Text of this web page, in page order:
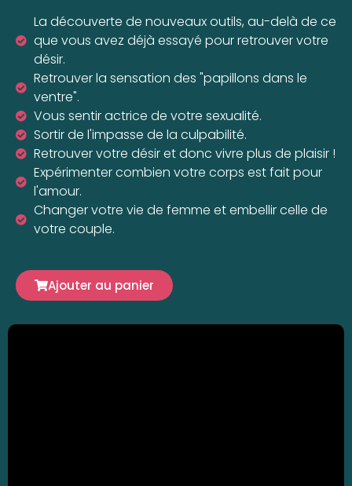
La découverte de nouveaux outils, au-delà de ce
que vous avez déjà essayé pour retrouver votre
désir.
Retrouver la sensation des "papillons dans le
ventre".
Vous sentir actrice de votre sexualité.
Sortir de l'impasse de la culpabilité.
Retrouver votre désir et donc vivre plus de plaisir !
Expérimenter combien votre corps est fait pour
l'amour.
Changer votre vie de femme et embellir celle de
votre couple.
Ajouter au panier